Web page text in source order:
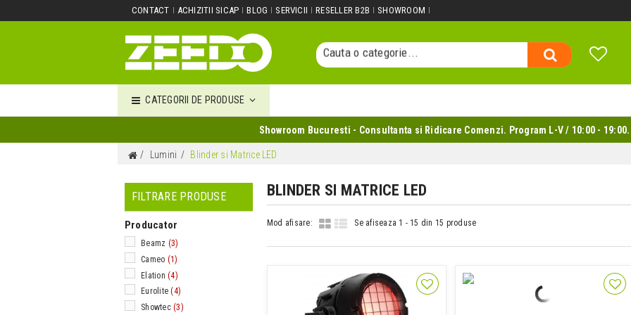
CONTACT ACHIZITII SICAP BLOG SERVICII RESELLER B2B SHOWROOM
Cauta un produs...
Cauta un producator...
CATEGORII DE PRODUSE
Showroom Bucuresti - Consultanta si Ridicare Comenzi. Program L-V / 10:00 -
Lumini Blinder si Matrice LED
FILTRARE PRODUSE
Producator
Beamz (3)
Cameo (1)
Elation (4)
Eurolite (4)
Showtec(3)
BLINDER SI MATRICE LED
Mod afisare: Se afiseaza 1 - 15 din 15 produse